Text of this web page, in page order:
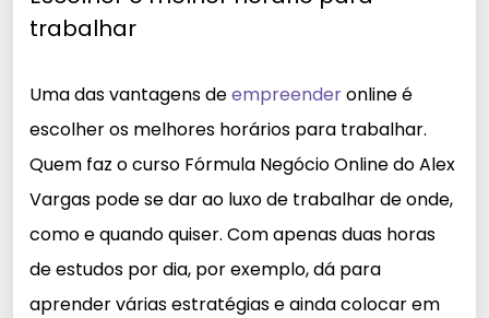
trabalhar
Uma das vantagens deempreenderonline é
escolher os melhores horários para trabalhar.
Quem faz o curso Fórmula Negócio Online do Alex
Vargas pode se dar ao luxo de trabalhar de onde,
como e quando quiser. Com apenas duas horas
de estudos por dia, por exemplo, dá para
aprender várias estratégias e ainda colocar em